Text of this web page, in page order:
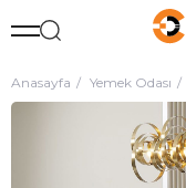
Anasayfa Yemek Odası